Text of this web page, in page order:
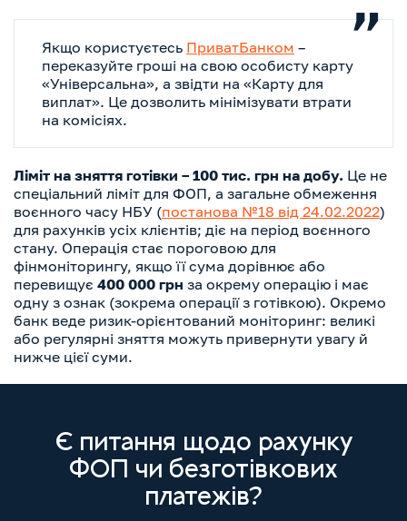
Якщо користуєтесь ПриватБанком –
переказуйте гроші на свою особисту карту
«Універсальна», а звідти на «Карту для
виплат». Це дозволить мінімізувати втрати
на комісіях.
Ліміт на зняття готівки – 100 тис. грн на добу. Це не
спеціальний ліміт для ФОП, а загальне обмеження
воєнного часу НБУ (постанова №18 від 24.02.2022)
для рахунків усіх клієнтів; діє на період воєнного
стану. Операція стає пороговою для
фінмоніторингу, якщо її сума дорівнює або
перевищує 400 000 грн за окрему операцію і має
одну з ознак (зокрема операції з готівкою). Окремо
банк веде ризик-орієнтований моніторинг: великі
або регулярні зняття можуть привернути увагу й
нижче цієї суми.
Є питання щодо рахунку
ФОП чи безготівкових
платежів?